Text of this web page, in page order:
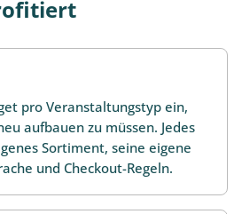
pro Veranstaltungstyp ein,
aufbauen zu müssen. Jedes
Sortiment, seine eigene
und Checkout-Regeln.